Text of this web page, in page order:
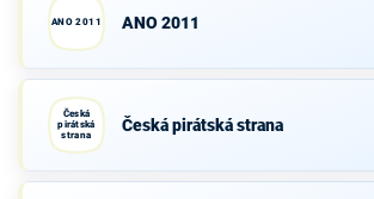
ANO 2011 ANO 2011
Česká
pirátská
strana
Česká pirátská strana